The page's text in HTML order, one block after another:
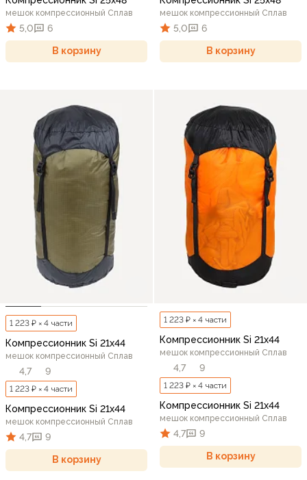
мешок компрессионный Сплав
5,0 6
В корзину
мешок компрессионный Сплав
5,0 6
В корзину
1 223 ₽ × 4 части
Компрессионник Si 21х44
мешок компрессионный Сплав
4,7 9
1 223 ₽ × 4 части
Компрессионник Si 21х44
мешок компрессионный Сплав
4,7 9
В корзину
1 223 ₽ × 4 части
Компрессионник Si 21х44
мешок компрессионный Сплав
4,7 9
1 223 ₽ × 4 части
Компрессионник Si 21х44
мешок компрессионный Сплав
4,7 9
В корзину